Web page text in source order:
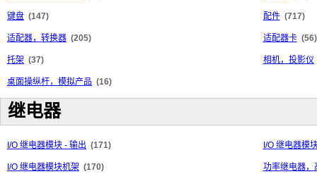
键盘 (147) 配件 (717)
适配器，转换器 (205) 适配器卡 (56)
托架 (37) 相机，投影仪
桌面操纵杆，模拟产品 (16)
继电器
I/O 继电器模块 - 输出 (171) I/O 继电器模
I/O 继电器模块机架 (170) 功率继电器，